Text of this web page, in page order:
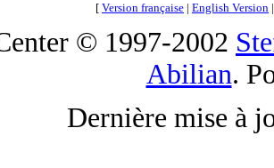
[ Version française | English Version
© 1997-2002
Abilian.
Dernière mise à